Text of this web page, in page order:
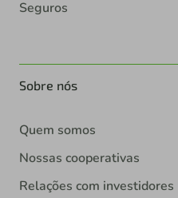
Seguros
Sobre nós
Quem somos
Nossas cooperativas
Relações com investidores